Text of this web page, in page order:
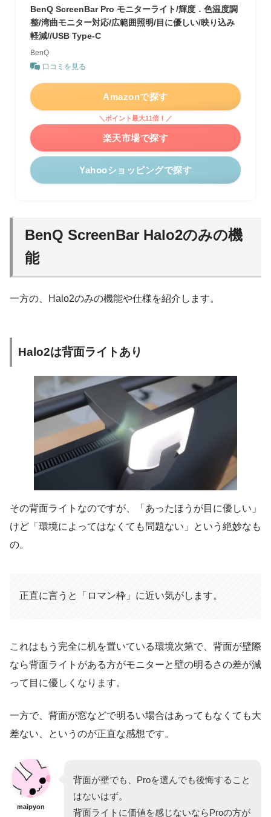
BenQ ScreenBar Pro モニターライト/輝度．色温度調
整/湾曲モニター対応/広範囲照明/目に優しい/映り込み
軽減//USB Type-C
BenQ
口コミを見る
Amazonで探す
＼ポイント最大11倍！／
楽天市場で探す
Yahooショッピングで探す
BenQ ScreenBar Halo2のみの機
能
一方の、Halo2のみの機能や仕様を紹介します。
Halo2は背面ライトあり
その背面ライトなのですが、「あったほうが目に優しい」
けど「環境によってはなくても問題ない」という絶妙なも
の。
正直に言うと「ロマン枠」に近い気がします。
これはもう完全に机を置いている環境次第で、背面が壁際
なら背面ライトがある方がモニターと壁の明るさの差が減
って目に優しくなります。
一方で、背面が窓などで明るい場合はあってもなくても大
差ない、というのが正直な感想です。
maipyon
背面が壁でも、Proを選んでも後悔すること
はないはず。
背面ライトに価値を感じないならProの方が